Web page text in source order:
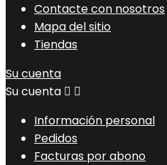
Contacte con nosotros
Mapa del sitio
Tiendas
Su cuenta
Su cuenta  
Información personal
Pedidos
Facturas por abono